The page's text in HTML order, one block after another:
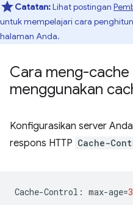
Catatan:Lihat postingan
untuk mempelajari cara
halaman Anda.
Cara meng-
menggunakan
Konfigurasikan server
respons HTTP Cache-
Cache-Control : max-age=